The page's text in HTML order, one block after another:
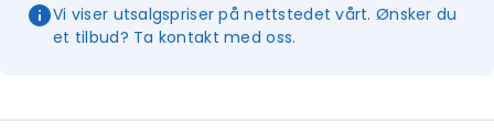
Vi viser utsalgspriser på nettstedet vårt. Ønsker du
et tilbud? Ta kontakt med oss.